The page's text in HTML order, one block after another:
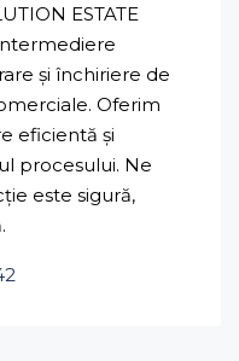
ESTATE
și închiriere de
Oferim
eficientă și
procesului. Ne
este sigură,